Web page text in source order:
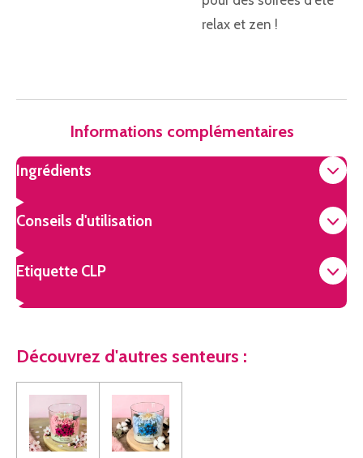
relax et zen !
Informations complémentaires
Ingrédients
Conseils d'utilisation
Etiquette CLP
Découvrez d'autres senteurs :